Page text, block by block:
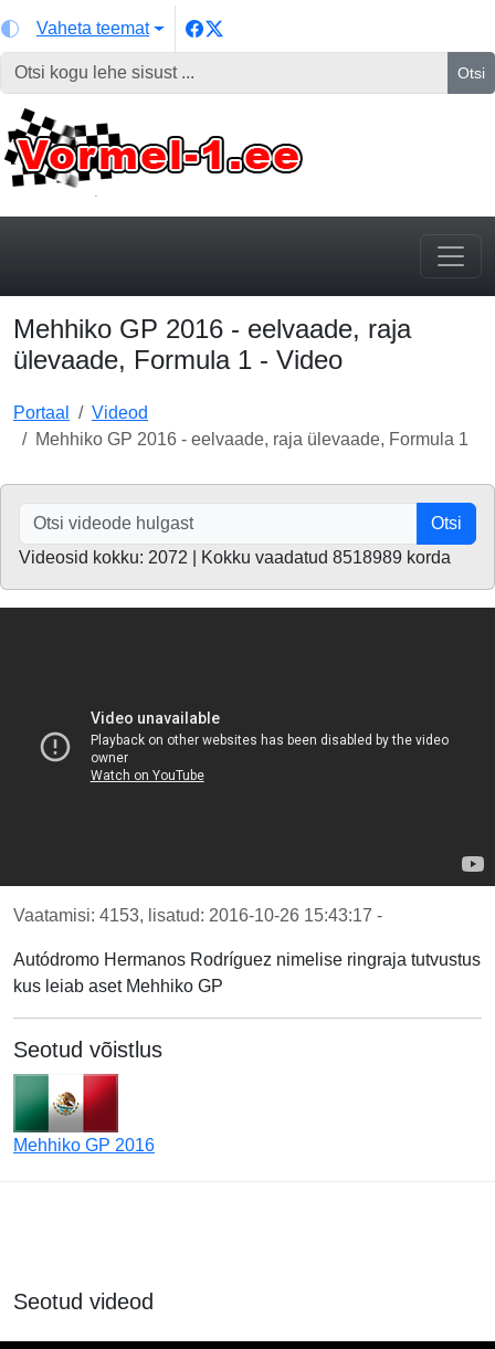
Vaheta teemat
Otsi
Mehhiko GP 2016 - eelvaade, raja
ülevaade, Formula 1 - Video
Portaal
Videod
Mehhiko GP 2016 - eelvaade, raja ülevaade, Formula 1
Otsi
Videosid kokku: 2072 | Kokku vaadatud 8518989 korda
Vaatamisi: 4153, lisatud: 2016-10-26 15:43:17 -
Autódromo Hermanos Rodríguez nimelise ringraja tutvustus
kus leiab aset Mehhiko GP
Seotud võistlus
Mehhiko GP 2016
Seotud videod